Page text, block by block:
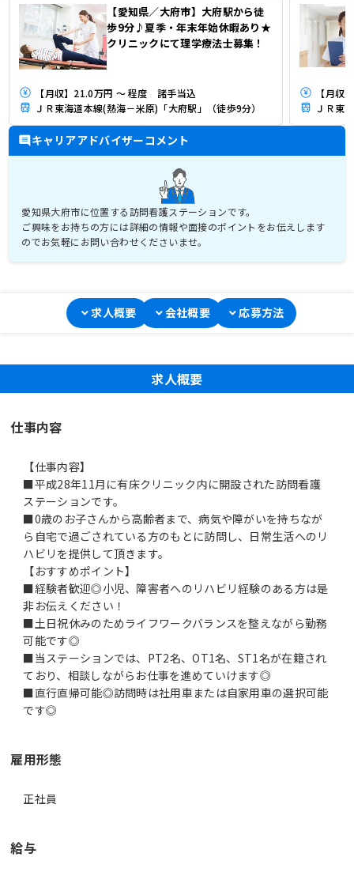
【愛知県／大府市】大府駅から徒
歩9分♪夏季・年末年始休暇あり★
クリニックにて理学療法士募集！
【月収】21.0万円 ～ 程度 諸手当込
ＪＲ東海道本線(熱海－米原)「大府駅」（徒歩9分）
【月収
ＪＲ東
キャリアアドバイザーコメント
愛知県大府市に位置する訪問看護ステーションです。
ご興味をお持ちの方には詳細の情報や面接のポイントをお伝えします
求人概要 会社概要 応募方法
求人概要
仕事内容
【仕事内容】
■平成28年11月に有床クリニック内に開設された訪問看護
ステーションです。
■0歳のお子さんから高齢者まで、病気や障がいを持ちなが
ら自宅で過ごされている方のもとに訪問し、日常生活へのリ
ハビリを提供して頂きます。
【おすすめポイント】
■経験者歓迎◎小児、障害者へのリハビリ経験のある方は是
非お伝えください！
■土日祝休みのためライフワークバランスを整えながら勤務
可能です◎
■当ステーションでは、PT2名、OT1名、ST1名が在籍され
ており、相談しながらお仕事を進めていけます◎
■直行直帰可能◎訪問時は社用車または自家用車の選択可能
です◎
雇用形態
正社員
給与